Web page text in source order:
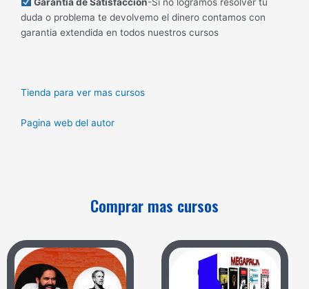
duda o problema te devolvemo el dinero contamos con
garantia extendida en todos nuestros cursos
Tienda para ver mas cursos
Pagina web del autor
Comprar mas cursos